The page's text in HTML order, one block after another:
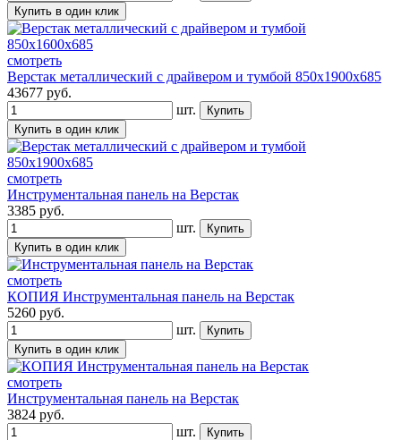
смотреть
Верстак металлический с драйвером и тумбой 850х1900х685
43677 руб.
шт.
смотреть
Инструментальная панель на Верстак
3385 руб.
шт.
смотреть
КОПИЯ Инструментальная панель на Верстак
5260 руб.
шт.
смотреть
Инструментальная панель на Верстак
3824 руб.
шт.